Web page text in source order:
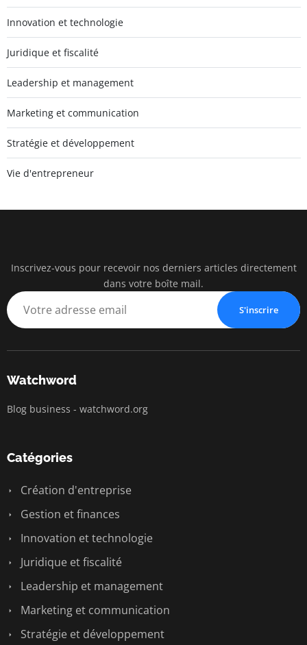
Innovation et technologie
Juridique et fiscalité
Leadership et management
Marketing et communication
Stratégie et développement
Vie d'entrepreneur
BUSINESS
Inscrivez-vous pour recevoir nos derniers articles directement
dans votre boîte mail.
S'inscrire
Watchword
Blog business - watchword.org
Catégories
Création d'entreprise
Gestion et finances
Innovation et technologie
Juridique et fiscalité
Leadership et management
Marketing et communication
Stratégie et développement